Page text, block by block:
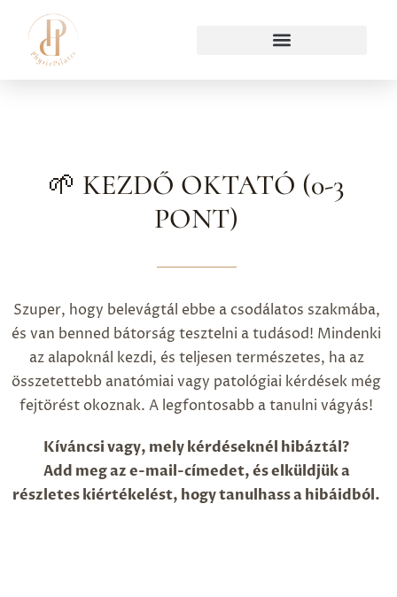
🌱 KEZDŐ OKTATÓ (0-3
PONT)
Szuper, hogy belevágtál ebbe a csodálatos szakmába,
és van benned bátorság tesztelni a tudásod! Mindenki
az alapoknál kezdi, és teljesen természetes, ha az
összetettebb anatómiai vagy patológiai kérdések még
fejtörést okoznak. A legfontosabb a tanulni vágyás!
Kíváncsi vagy, mely kérdéseknél hibáztál?
Add meg az e-mail-címedet, és elküldjük a
részletes kiértékelést, hogy tanulhass a hibáidból.